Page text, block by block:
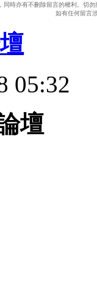
同時亦有不刪除留言的權利。切
如有任何留言
05:32
壇